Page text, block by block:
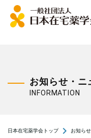
お知らせ・ニ
INFORMATION
日本在宅薬学会トップnavigate_next お知ら